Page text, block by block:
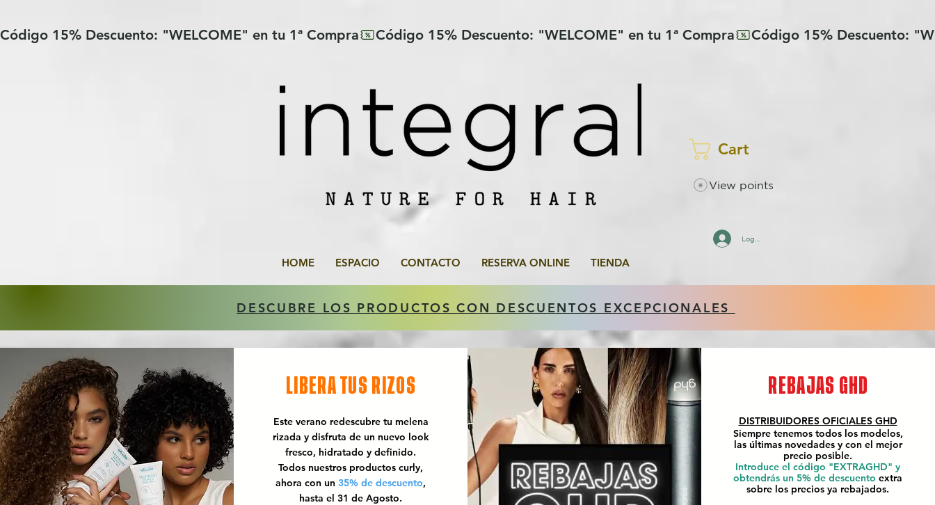
Código 15% Descuento: "WELCOME" en tu 1ª Compra
Cart
View points
Log In
HOME ESPACIO CONTACTO RESERVA ONLINE TIENDA
DESCUBRE LOS PRODUCTOS CON DESCUENTOS EXCEPCIONALES
LIBERA TUS RIZOS
Este verano redescubre tu melena
rizada y disfruta de un nuevo look
fresco, hidratado y definido.
Todos nuestros productos curly,
ahora con un 35% de descuento,
hasta el 31 de Agosto.
REBAJAS GHD
DISTRIBUIDORES OFICIALES GHD
Siempre tenemos todos los modelos,
las últimas novedades y con el mejor
precio posible.
Introduce el código "EXTRAGHD" y
obtendrás un 5% de descuento extra
sobre los precios ya rebajados.